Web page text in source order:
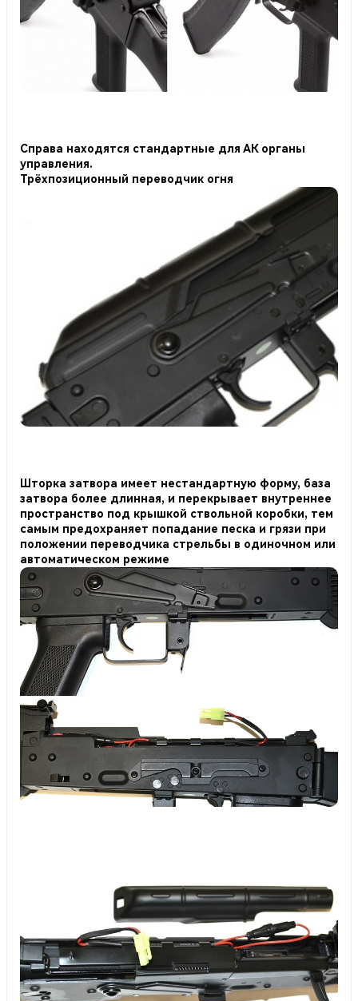
Справа находятся стандартные для АК органы
управления.
Трёхпозиционный переводчик огня
Шторка затвора имеет нестандартную форму, база
затвора более длинная, и перекрывает внутреннее
пространство под крышкой ствольной коробки, тем
самым предохраняет попадание песка и грязи при
положении переводчика стрельбы в одиночном или
автоматическом режиме